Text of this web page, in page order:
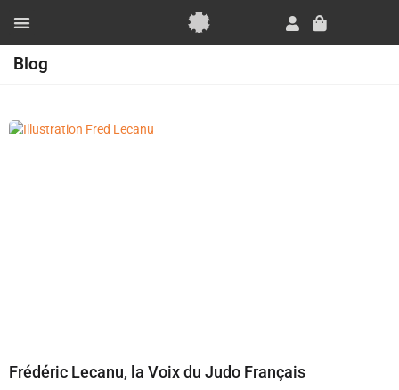
contenu
Panier
Blog
Frédéric Lecanu, la Voix du Judo Français